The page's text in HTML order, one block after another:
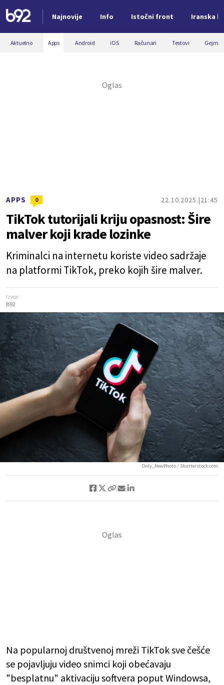
Najnovije Info Istočni front Iranska
Nova vest
Aktuelno Apps Android iOS Računari Testovi
APPS 0 22.10.2025. 21:45
TikTok tutorijali kriju opasnost: Šire
malver koji krade lozinke
Kriminalci na internetu koriste video sadržaje
na platformi TikTok, preko kojih šire malver.
Izvor:
B92
Only_NewPhoto / Shutterstock.com
Na popularnoj društvenoj mreži TikTok sve češće
se pojavljuju video snimci koji obećavaju
"besplatnu" aktivaciju softvera poput Windowsa,